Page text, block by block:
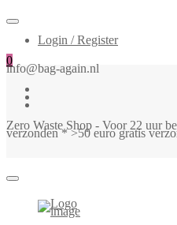
Login / Register
0
info@bag-again.nl
Zero Waste Shop - Voor 22 uur
verzonden * >50 euro gratis